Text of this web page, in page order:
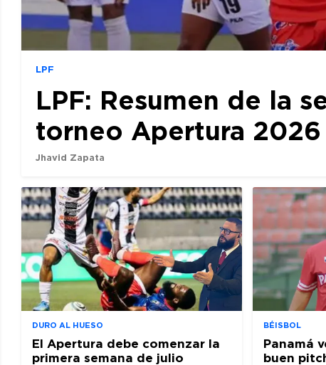
LPF
LPF: Resumen de la
torneo Apertura 2026
Jhavid Zapata
DURO AL HUESO
El Apertura debe comenzar la
primera semana de julio
BÉISBOL
Panamá
buen